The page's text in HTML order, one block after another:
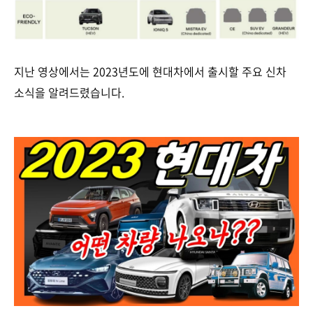
지난 영상에서는 2023년도에 현대차에서 출시할 주요 신차
소식을 알려드렸습니다.